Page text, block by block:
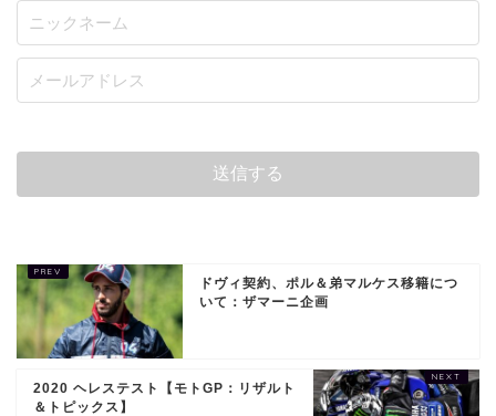
ドヴィ契約、ポル＆弟マルケス移籍につ
いて：ザマーニ企画
2020 ヘレステスト【モトGP：リザルト
＆トピックス】